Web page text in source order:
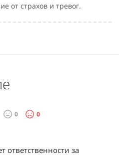
от страхов и тревог.
0 0
ответственности за